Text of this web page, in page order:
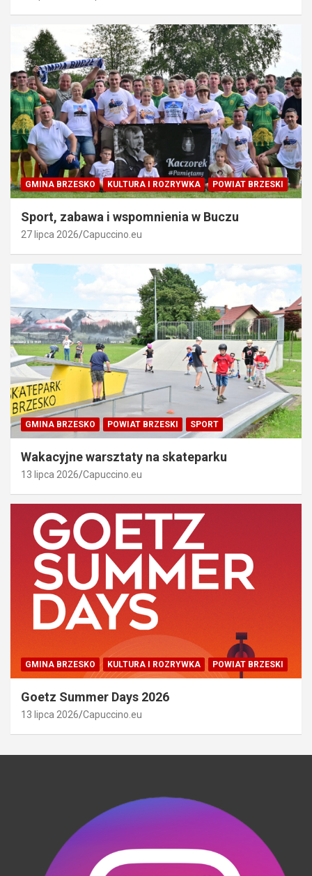
GMINA BRZESKO KULTURA I ROZRYWKA POWIAT BRZESKI
Sport, zabawa i wspomnienia w Buczu
27 lipca 2026 Capuccino.eu
GMINA BRZESKO POWIAT BRZESKI SPORT
Wakacyjne warsztaty na skateparku
13 lipca 2026 Capuccino.eu
GMINA BRZESKO KULTURA I ROZRYWKA POWIAT BRZESKI
Goetz Summer Days 2026
13 lipca 2026 Capuccino.eu